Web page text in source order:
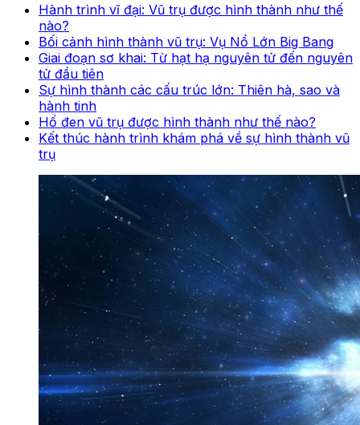
Hành trình vĩ đại: Vũ trụ được hình thành như thế
nào?
Bối cảnh hình thành vũ trụ: Vụ Nổ Lớn Big Bang
Giai đoạn sơ khai: Từ hạt hạ nguyên tử đến nguyên
tử đầu tiên
Sự hình thành các cấu trúc lớn: Thiên hà, sao và
hành tinh
Hố đen vũ trụ được hình thành như thế nào?
Kết thúc hành trình khám phá về sự hình thành vũ
trụ